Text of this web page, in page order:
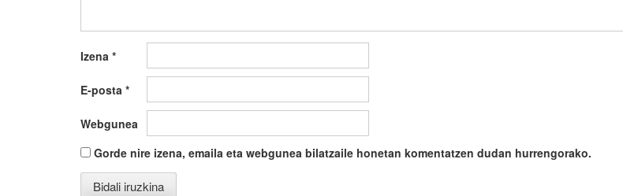
Izena *
E-posta *
Webgunea
Gorde nire izena, emaila eta webgunea bilatzaile honetan komentatzen dudan hurrengorako.